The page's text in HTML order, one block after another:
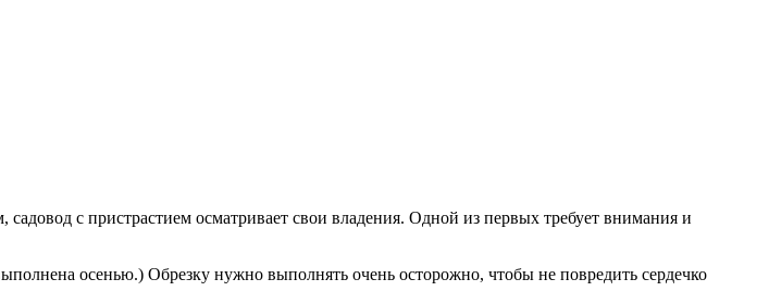
с пристрастием осматривает свои владения. Одной из первых требует внимания и
осенью.) Обрезку нужно выполнять очень осторожно, чтобы не повредить сердечко